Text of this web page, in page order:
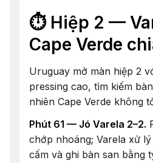
⏱️ Hiệp 2 —
Cape Verde
Uruguay mở màn hiệp 2
pressing cao, tìm kiếm
nhiên Cape Verde không
Phút 61 — Jó Varela 2–2.
chớp nhoáng; Varela xử
cấm và ghi bàn san bằng